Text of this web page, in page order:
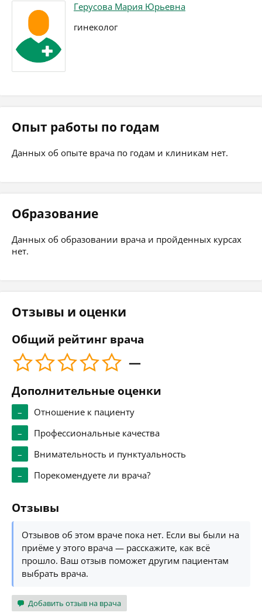
Герусова Мария Юрьевна
гинеколог
Опыт работы по годам
Данных об опыте врача по годам и клиникам нет.
Образование
Данных об образовании врача и пройденных курсах
нет.
Отзывы и оценки
Общий рейтинг врача
—
Дополнительные оценки
–
Отношение к пациенту
–
Профессиональные качества
–
Внимательность и пунктуальность
–
Порекомендуете ли врача?
Отзывы
Отзывов об этом враче пока нет. Если вы были на
приёме у этого врача — расскажите, как всё
прошло. Ваш отзыв поможет другим пациентам
выбрать врача.
Добавить отзыв на врача